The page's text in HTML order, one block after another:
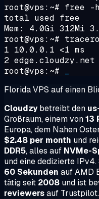
root@vps:~# free -
total used free
Mem: 4.0Gi 312Mi
root@vps:~#
1 10.0.0.1 <1 ms
2 edge.cloudzy.net
root@vps:~#
Florida VPS auf einen
Cloudzybetreibt den
Großraum, einem von13
Europa, dem Nahen
$2.48 per month und
DDR5, alles auf NVMe-
und eine dedizierte
60 Sekunden auf AMD
tätig seit 2008 und ist
reviewersauf Trustpilot.